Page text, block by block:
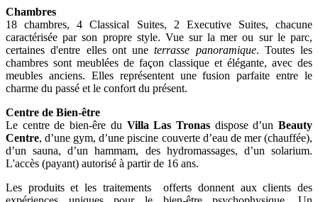
Chambres
18 chambres, 4 Classical Suites, 2 Executive Suites, chacune
caractérisée par son propre style. Vue sur la mer ou sur le parc,
certaines d'entre elles ont uneterrasse panoramique. Toutes les
chambres sont meublées de façon classique et élégante, avec des
meubles anciens. Elles représentent une fusion parfaite entre le
charme du passé et le confort du présent.
Centre de Bien-être
Le centre de bien-êre du Villa Las Tronasdispose d’unBeauty
Centre, d’une gym, d’une piscine couverte d’eau de mer (chauffée),
d’un sauna, d’un hammam, des hydromassages, d’un solarium.
L'accès (payant) autorisé à partir de 16 ans.
Les produits et les traitements offerts donnent aux clients des